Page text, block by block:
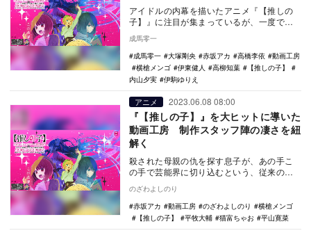
アイドルの内幕を描いたアニメ『【推しの
子】』に注目が集まっているが、一度でも
は、他人事…
成馬零一
成馬零一
大塚剛央 赤坂アカ 高橋李依
動画工房
横槍メンゴ
伊東健人 高柳知葉
【推しの子】
内山夕実
伊駒ゆりえ
アニメ 2023.06.08 08:00
『【推しの子】』を大ヒットに導いた
動画工房 制作スタッフ陣の凄さを紐
解く
殺された母親の仇を探す息子が、あの手こ
の手で芸能界に切り込むという、従来のア
アニメ『【推し…
のざわよしのり
赤坂アカ
動画工房 のざわよしのり
横槍メンゴ
【推しの子】
平牧大輔 猫富ちゃお 平山寛菜